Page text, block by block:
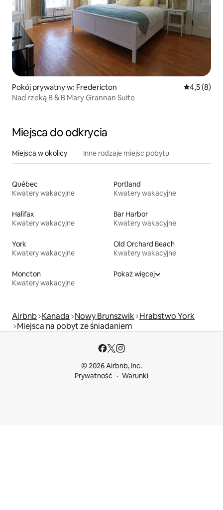
Pokój prywatny w: Fredericton Średnia
4,5 (8)
Nad rzeką B & B Mary Grannan Suite
Miejsca do odkrycia
Miejsca w okolicy Inne rodzaje miejsc pobytu
Québec
Kwatery wakacyjne
Portland
Kwatery wakacyjne
Halifax
Kwatery wakacyjne
Bar Harbor
Kwatery wakacyjne
York
Kwatery wakacyjne
Old Orchard Beach
Kwatery wakacyjne
Moncton
Kwatery wakacyjne
Pokaż więcej
Airbnb Kanada Nowy Brunszwik Hrabstwo York
Miejsca na pobyt ze śniadaniem
© 2026 Airbnb, Inc.
Prywatność
Warunki